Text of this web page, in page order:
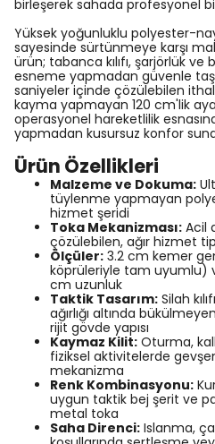
birleşerek sahada profesyonel
Yüksek yoğunluklu polyester-
sayesinde sürtünmeye karşı
ürün; tabanca kılıfı, şarjörlük ve
esneme yapmadan güvenle
saniyeler içinde çözülebilen
kayma yapmayan 120 cm'lik
operasyonel hareketlilik
yapmadan kusursuz konfor
Ürün Özellikleri
Malzeme ve Dokuma:
tüylenme yapmayan
hizmet şeridi
Toka Mekanizması: Acil
çözülebilen, ağır hizmet
Ölçüler: 3.2 cm kemer
köprüleriyle tam uyumlu)
cm uzunluk
Taktik Tasarım: Silah
ağırlığı altında
rijit gövde yapısı
Kaymaz Kilit: Oturma,
fiziksel aktivitelerde
mekanizma
Renk Kombinasyonu:
uygun taktik bej şerit ve
metal toka
Saha Direnci: Islanma,